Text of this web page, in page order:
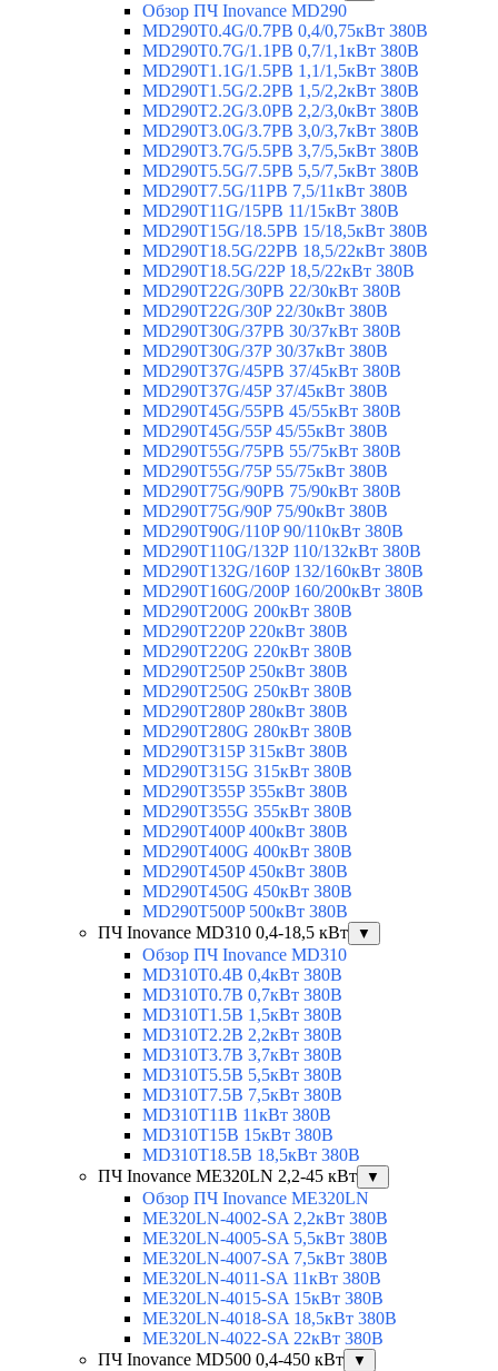
Обзор ПЧ Inovance MD290
MD290T0.4G/0.7PB 0,4/0,75кВт 380В
MD290T0.7G/1.1PB 0,7/1,1кВт 380В
MD290T1.1G/1.5PB 1,1/1,5кВт 380В
MD290T1.5G/2.2PB 1,5/2,2кВт 380В
MD290T2.2G/3.0PB 2,2/3,0кВт 380В
MD290T3.0G/3.7PB 3,0/3,7кВт 380В
MD290T3.7G/5.5PB 3,7/5,5кВт 380В
MD290T5.5G/7.5PB 5,5/7,5кВт 380В
MD290T7.5G/11PB 7,5/11кВт 380В
MD290T11G/15PB 11/15кВт 380В
MD290T15G/18.5PB 15/18,5кВт 380В
MD290T18.5G/22PB 18,5/22кВт 380В
MD290T18.5G/22P 18,5/22кВт 380В
MD290T22G/30PB 22/30кВт 380В
MD290T22G/30P 22/30кВт 380В
MD290T30G/37PB 30/37кВт 380В
MD290T30G/37P 30/37кВт 380В
MD290T37G/45PB 37/45кВт 380В
MD290T37G/45P 37/45кВт 380В
MD290T45G/55PB 45/55кВт 380В
MD290T45G/55P 45/55кВт 380В
MD290T55G/75PB 55/75кВт 380В
MD290T55G/75P 55/75кВт 380В
MD290T75G/90PB 75/90кВт 380В
MD290T75G/90P 75/90кВт 380В
MD290T90G/110P 90/110кВт 380В
MD290T110G/132P 110/132кВт 380В
MD290T132G/160P 132/160кВт 380В
MD290T160G/200P 160/200кВт 380В
MD290T200G 200кВт 380В
MD290T220P 220кВт 380В
MD290T220G 220кВт 380В
MD290T250P 250кВт 380В
MD290T250G 250кВт 380В
MD290T280P 280кВт 380В
MD290T280G 280кВт 380В
MD290T315P 315кВт 380В
MD290T315G 315кВт 380В
MD290T355P 355кВт 380В
MD290T355G 355кВт 380В
MD290T400P 400кВт 380В
MD290T400G 400кВт 380В
MD290T450P 450кВт 380В
MD290T450G 450кВт 380В
MD290T500P 500кВт 380В
ПЧ Inovance MD310 0,4-18,5 кВт
▼
Обзор ПЧ Inovance MD310
MD310T0.4B 0,4кВт 380В
MD310T0.7B 0,7кВт 380В
MD310T1.5B 1,5кВт 380В
MD310T2.2B 2,2кВт 380В
MD310T3.7B 3,7кВт 380В
MD310T5.5B 5,5кВт 380В
MD310T7.5B 7,5кВт 380В
MD310T11B 11кВт 380В
MD310T15B 15кВт 380В
MD310T18.5B 18,5кВт 380В
ПЧ Inovance ME320LN 2,2-45 кВт
▼
Обзор ПЧ Inovance ME320LN
ME320LN-4002-SA 2,2кВт 380В
ME320LN-4005-SA 5,5кВт 380В
ME320LN-4007-SA 7,5кВт 380В
ME320LN-4011-SA 11кВт 380В
ME320LN-4015-SA 15кВт 380В
ME320LN-4018-SA 18,5кВт 380В
ME320LN-4022-SA 22кВт 380В
ПЧ Inovance MD500 0,4-450 кВт
▼